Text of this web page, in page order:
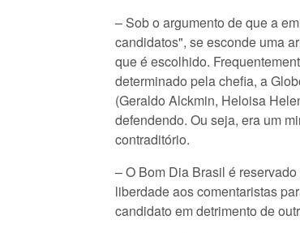
– Sob o argumento de que a
candidatos", se esconde uma
que é escolhido.
determinado pela chefia, a
(Geraldo Alckmin, Heloisa
defendendo. Ou seja, era um
contraditório.
– O Bom Dia Brasil é
liberdade aos comentaristas
candidato em detrimento de